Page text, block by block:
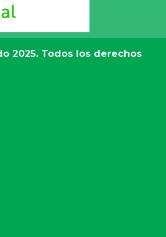
2025. Todos los derechos